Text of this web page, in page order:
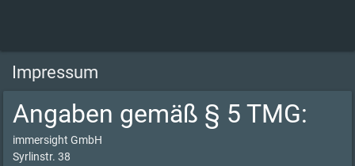
Impressum
Angaben gemäß § 5 TMG:
immersight GmbH
Syrlinstr. 38